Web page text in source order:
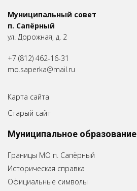
Муниципальный совет
п. Сапёрный
ул. Дорожная, д. 2
+7 (812) 462-16-31
mo.saperka@mail.ru
Карта сайта
Старый сайт
Муниципальное образование
Границы МО п. Сапёрный
Историческая справка
Официальные символы